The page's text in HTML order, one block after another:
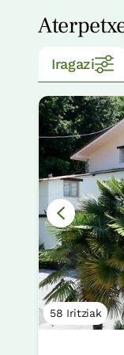
Iragazi
58 Iritziak